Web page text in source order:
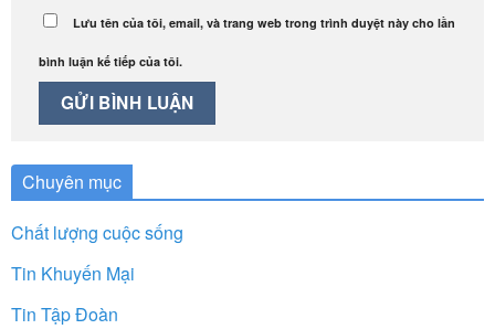
Lưu tên của tôi, email, và trang web trong trình duyệt này cho lần
bình luận kế tiếp của tôi.
Chuyên mục
Chất lượng cuộc sống
Tin Khuyến Mại
Tin Tập Đoàn